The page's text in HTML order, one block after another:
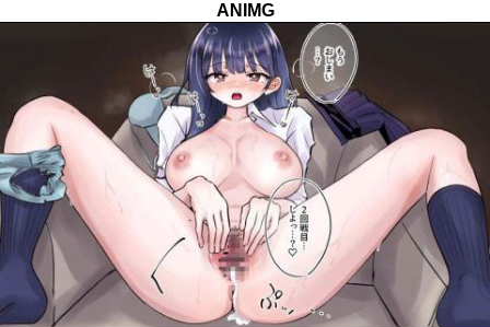
ANIMG